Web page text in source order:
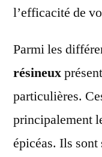
l’efficacité de
Parmi les
résineux
particulières.
principalement
épicéas. Ils